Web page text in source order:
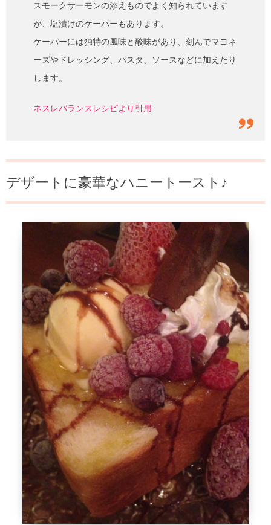
スモークサーモンの添えものでよく知られています
が、塩漬けのケーパーもあります。
ケーパーには独特の風味と酸味があり、刻んでマヨネ
ーズやドレッシング、パスタ、ソースなどに加えたり
します。
ネスレバランスレシピより引用
デザートに豪華なハニートースト♪